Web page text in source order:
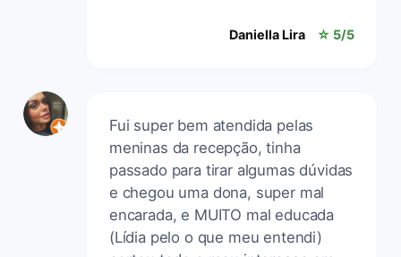
Daniella Lira ☆ 5/5
Fui super bem atendida pelas
meninas da recepção, tinha
passado para tirar algumas dúvidas
e chegou uma dona, super mal
encarada, e MUITO mal educada
(Lídia pelo o que meu entendi)